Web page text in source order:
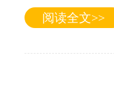
阅读全文>>